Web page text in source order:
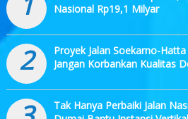
Nasional Rp19,1 Milyar
2
Proyek Jalan Soekarno-
Jangan Korbankan Kualitas
Tak Hanya Perbaiki Jalan